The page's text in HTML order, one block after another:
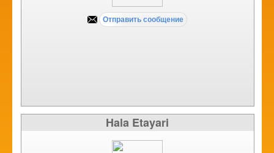
Hala Etayari